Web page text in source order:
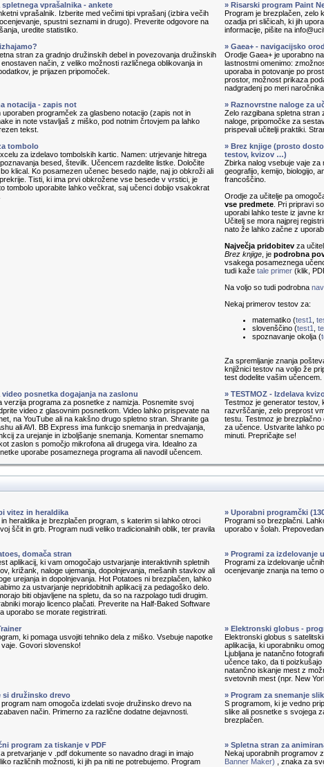
spletnega vprašalnika - ankete
vprašalnik. Izberite med večimi tipi vprašanj (izbira večih
spustni seznami in drugo). Preverite odgovore na
uredite statistiko.
» Risarski program Paint
Program je brezplačen, zelo
ozadja pri sličicah, ki jih
informacije, pišite na
stran za gradnjo družinskih debel in povezovanja družinskih
način, z veliko možnosti različnega oblikovanja in
je prijazen pripomoček.
» Gaea+ - navigacijsko
Orodje Gaea+ je uporabno
lastnostmi omenimo:
uporaba in potovanje po
prostor, možnost prikaza
nadgradenj po meri naročnika.
notacija - zapis not
uporaben programček za glasbeno notacijo (zapis not in
in note vstavljaš z miško, pod notnim črtovjem pa lahko
tekst.
» Raznovrstne naloge za
Zelo razgibana spletna stran
naloge, pripomočke za
prispevali učitelji praktiki.
tombolo
za izdelavo tombolskih kartic. Namen: utrjevanje hitrega
besed, številk. Učencem razdelite listke. Določite
klical. Ko posamezen učenec besedo najde, naj jo obkroži ali
Tisti, ki ima prvi obkrožene vse besede v vrstici, je
tombolo uporabite lahko večkrat, saj učenci dobijo vsakokrat
» Brez knjige (prosto
testov, kvizov …)
Zbirka nalog vsebuje vaje za
geografijo, kemijo, biologijo,
francoščino.
Orodje za učitelje pa
vse predmete . Pri pripravi
uporabi lahko teste iz javne
Učitelj se mora najprej
nato že lahko začne z
Največja pridobitev za
Brez knjige , je podrobna
vsakega posameznega
tudi kaže tale primer (klik,
Na voljo so tudi podrobna
Nekaj primerov testov za:
matematiko (test1
slovenščino (test1
spoznavanje okolja (
Za spremljanje znanja
knjižnici testov na voljo že
test dodelite vašim učencem.
video posnetka dogajanja na zaslonu
verzija programa za posnetke z namizja. Posnemite svoj
video z glasovnim posnetkom. Video lahko prispevate na
na YouTube ali na kakšno drugo spletno stran. Shranite ga
ali AVI. BB Express ima funkcijo snemanja in predvajanja,
za urejanje in izboljšanje snemanja. Komentar snemamo
zaslon s pomočjo mikrofona ali drugega vira. Idealno za
uporabe posameznega programa ali navodil učencem.
» TESTMOZ - Izdelava
Testmoz je generator testov,
razvrščanje, zelo preprost
testu. Testmoz je
za učence. Ustvarite lahko
minuti. Prepričajte se!
vitez in heraldika
heraldika je brezplačen program, s katerim si lahko otroci
ščit in grb. Program nudi veliko tradicionalnih oblik, ter pravila
» Uporabni programčki
Programi so brezplačni.
uporabo v šolah.
domača stran
aplikacij, ki vam omogočajo ustvarjanje interaktivnih spletnih
križank, naloge ujemanja, dopolnjevanja, mešanih stavkov ali
urejanja in dopolnjevanja. Hot Potatoes ni brezplačen, lahko
za ustvarjanje nepridobitnih aplikacij za pedagoško delo.
biti objavljene na spletu, da so na razpolago tudi drugim.
morajo licenco plačati. Preverite na Half-Baked Software
uporabo se morate registrirati.
» Programi za izdelovanje
Programi za izdelovanje
ocenjevanje znanja na temo
ki pomaga usvojiti tehniko dela z miško. Vsebuje napotke
Govori slovensko!
» Elektronski globus -
Elektronski globus s
aplikacija, ki uporabniku
Ljubljana je natančno
učence tako, da ti
natančno iskanje mest z
svetovnih mest (npr. New
si družinsko drevo
nam omogoča izdelati svoje družinsko drevo na
način. Primerno za različne dodatne dejavnosti.
» Program za snemanje
S programom, ki je vedno
slike ali posnetke s svojega
brezplačen.
program za tiskanje v PDF
pretvarjanje v .pdf dokumente so navadno dragi in imajo
različnih možnosti, ki jih pa niti ne potrebujemo. Program
» Spletna stran za
Nekaj uporabnih programov
Banner Maker) , znaka za